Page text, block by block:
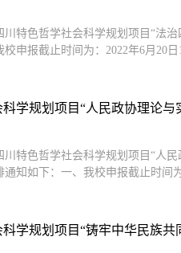
川特色哲学社会科学规划项目“法
申报截止时间为：2022年6月20日
学规划项目“人民政协理论与
川特色哲学社会科学规划项目“人
知如下：一、我校申报截止时间
学规划项目“铸牢中华民族共